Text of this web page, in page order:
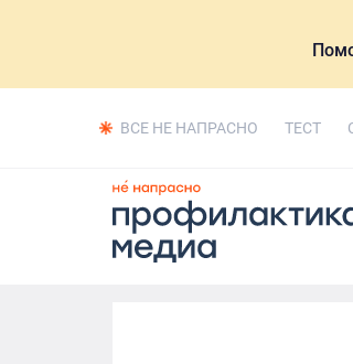
ВСЕ НЕ НАПРАСНО ТЕСТ